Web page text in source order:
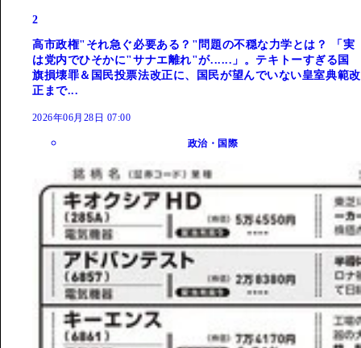
2
高市政権"それ急ぐ必要ある？"問題の不穏な力学とは？ 「実
は党内でひそかに"サナエ離れ"が......」。テキトーすぎる国
旗損壊罪＆国民投票法改正に、国民が望んでいない皇室典範改
正まで...
2026年06月28日 07:00
政治・国際